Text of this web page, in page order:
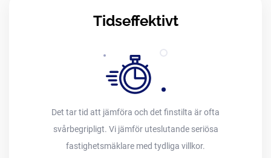
Tidseffektivt
Det tar tid att jämföra och det finstilta är ofta
svårbegripligt. Vi jämför uteslutande seriösa
fastighetsmäklare med tydliga villkor.